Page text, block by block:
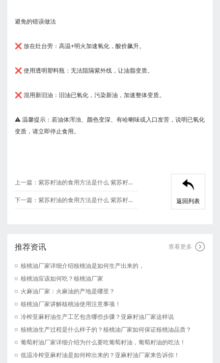
避免的错误做法
❌ 放在灶台旁：高温+明火加速氧化，酸价飙升。
❌ 使用透明塑料瓶：无法阻隔紫外线，让油脂变质。
❌ 混用新旧油：旧油已氧化，污染新油，加速整体变质。
⚠️ ‌温馨提示‌：若油体浑浊、颜色变深、有哈喇味或入口发苦，说明已氧化
变质，请立即停止食用。
上一篇： 紫苏籽油的食用方法是什么 紫苏籽油厂家
下一篇： 紫苏籽油的食用方法是什么 紫苏籽油厂家

返回列表
推荐资讯 查看更多 
核桃油厂家详细介绍核桃油是如何生产出来的，
核桃油应该如何吃？核桃油厂家
火麻油厂家：火麻油的产地是哪里？
核桃油厂家讲解核桃油使用注意事项！
冷榨亚麻籽油生产工艺包含哪些步骤？亚麻籽油厂家这样说
核桃油生产过程是什么样子的？核桃油厂家如何保证核桃油品质？
葡萄籽油厂家详细介绍为什么要吃葡萄籽油，葡萄籽油的吃法！
低温冷榨亚麻籽油是如何榨出来的？亚麻籽油厂家来告诉你！